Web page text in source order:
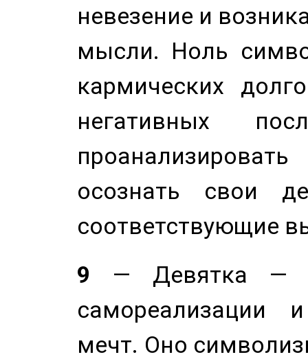
невезение и
мысли. Ноль
кармических
негативных
осознать свои
соответствующие
9 — Девятка —
самореализации
мечт. Оно